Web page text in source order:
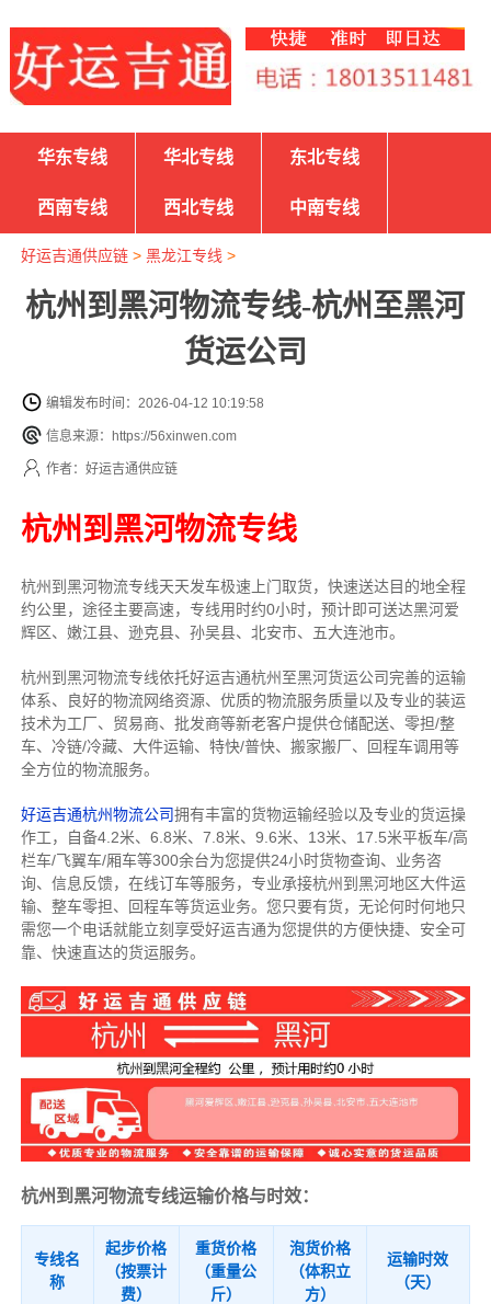
华东专线 华北专线 东北专线
西南专线 西北专线 中南专线
好运吉通供应链> 黑龙江专线 >
杭州到黑河物流专线-杭州至黑河
货运公司
编辑发布时间：2026-04-12 10:19:58
信息来源：https://56xinwen.com
作者：好运吉通供应链
杭州到黑河物流专线
杭州到黑河物流专线天天发车极速上门取货，快速送达目的地全程
约公里，途径主要高速，专线用时约0小时，预计即可送达黑河爱
辉区、嫩江县、逊克县、孙吴县、北安市、五大连池市。
杭州到黑河物流专线依托好运吉通杭州至黑河货运公司完善的运输
体系、良好的物流网络资源、优质的物流服务质量以及专业的装运
技术为工厂、贸易商、批发商等新老客户提供仓储配送、零担/整
车、冷链/冷藏、大件运输、特快/普快、搬家搬厂、回程车调用等
全方位的物流服务。
好运吉通杭州物流公司拥有丰富的货物运输经验以及专业的货运操
作工，自备4.2米、6.8米、7.8米、9.6米、13米、17.5米平板车/高
栏车/飞翼车/厢车等300余台为您提供24小时货物查询、业务咨
询、信息反馈，在线订车等服务， 专业承接杭州到黑河地区大件运
输、整车零担、回程车等货运业务。 您只要有货，无论何时何地只
需您一个电话就能立刻享受好运吉通为您提供的方便快捷、安全可
靠、快速直达的货运服务。
杭州到黑河物流专线运输价格与时效：
专线名
称
起步价格
（按票计
费）
重货价格
（重量公
斤）
泡货价格
（体积立
方）
运输时效
（天）